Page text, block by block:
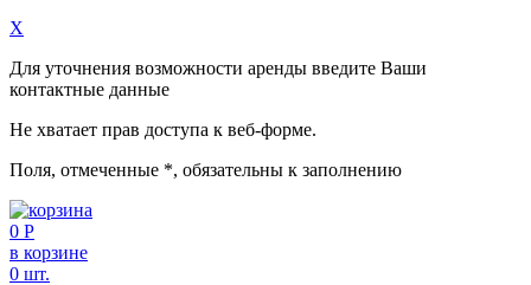
X
Для уточнения возможности аренды введите Ваши
контактные данные
Не хватает прав доступа к веб-форме.
Поля, отмеченные *, обязательны к заполнению
0 Р
в корзине
0 шт.